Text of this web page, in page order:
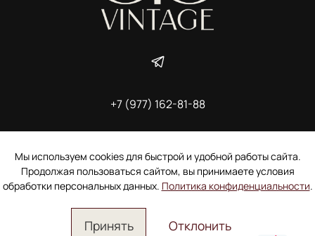
+7 (977) 162-81-88
Пользовательское соглашение
Электронное согласие покупателя на рассылку
Согласие на обработку персональных данных
Мы используем cookies для быстрой и удобной работы сайта.
Продолжая пользоваться сайтом, вы принимаете условия
обработки персональных данных. Политика конфиденциальности.
Принять Отклонить